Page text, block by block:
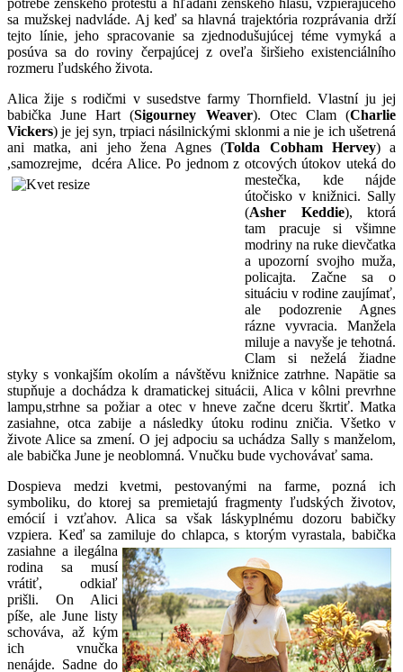
sa mužskej nadvláde. Aj keď sa hlavná trajektória rozprávania drží
tejto línie, jeho spracovanie sa zjednodušujúcej téme vymyká a
posúva sa do roviny čerpajúcej z oveľa širšieho existenciálního
rozmeru ľudského života.
Alica žije s rodičmi v susedstve farmy Thornfield. Vlastní ju jej
babička June Hart (Sigourney Weaver). Otec Clam (Charlie
Vickers) je jej syn, trpiaci násilnickými sklonmi a nie je ich ušetrená
ani matka, ani jeho žena Agnes (Tolda Cobham Hervey) a
,samozrejme, dcéra Alice. Po jednom z otcových útokov uteká do
mestečka, kde nájde
útočisko v knižnici. Sally
(Asher Keddie), ktorá
tam pracuje si všimne
modriny na ruke dievčatka
a upozorní svojho muža,
policajta. Začne sa o
situáciu v rodine zaujímať,
ale podozrenie Agnes
rázne vyvracia. Manžela
miluje a navyše je tehotná.
Clam si neželá žiadne
styky s vonkajším okolím a návštěvu knižnice zatrhne. Napätie sa
stupňuje a dochádza k dramatickej situácii, Alica v kôlni prevrhne
lampu,strhne sa požiar a otec v hneve začne dceru škrtiť. Matka
zasiahne, otca zabije a následky útoku rodinu zničia. Všetko v
živote Alice sa zmení. O jej adpociu sa uchádza Sally s manželom,
ale babička June je neoblomná. Vnučku bude vychovávať sama.
Dospieva medzi kvetmi, pestovanými na farme, pozná ich
symboliku, do ktorej sa premietajú fragmenty ľudských životov,
emócií i vzťahov. Alica sa však láskyplnému dozoru babičky
vzpiera. Keď sa zamiluje do chlapca, s ktorým vyrastala, babička
zasiahne a ilegálna
rodina sa musí
vrátiť, odkiaľ
prišli. On Alici
píše, ale June listy
schováva, až kým
ich vnučka
nenájde. Sadne do